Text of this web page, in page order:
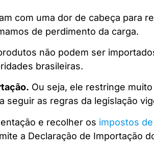
com uma dor de cabeça para
de perdimento da carga.
não podem ser
brasileiras.
Ou seja, ele restringe
seguir as regras da legislação
e recolher os impostos
a Declaração de Importação